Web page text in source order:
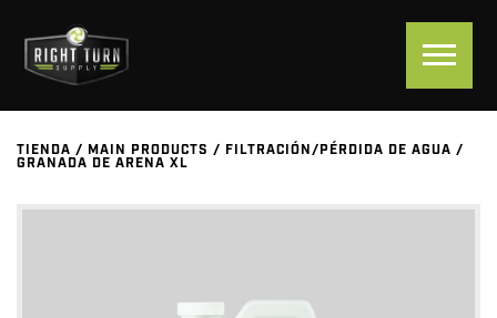
TIENDA / MAIN PRODUCTS / FILTRACIÓN/PÉRDIDA DE AGUA /
GRANADA DE ARENA XL